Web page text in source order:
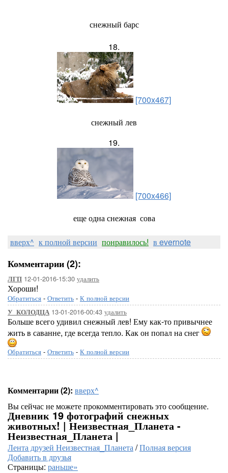
снежный барс
18.
[700x467]
снежный лев
19.
[700x466]
еще одна снежная сова
вверх^ к полной версии понравилось! в evernote
Комментарии (2):
ЛГП 12-01-2016-15:30 удалить
Хороши!
Обратиться - Ответить - К полной версии
У_КОЛОДЦА 13-01-2016-00:43 удалить
Больше всего удивил снежный лев! Ему как-то привычнее
жить в саванне, где всегда тепло. Как он попал на снег
Обратиться - Ответить - К полной версии
Комментарии (2): вверх^
Вы сейчас не можете прокомментировать это сообщение.
Дневник 19 фотографий снежных
животных! | Неизвестная_Планета -
Неизвестная_Планета |
Лента друзей Неизвестная_Планета/Полная версия
Добавить в друзья
Страницы: раньше»